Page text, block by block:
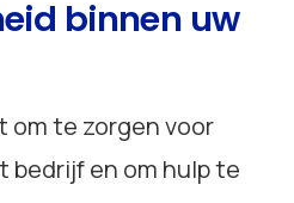
binnen uw
om te zorgen voor
bedrijf en om hulp te